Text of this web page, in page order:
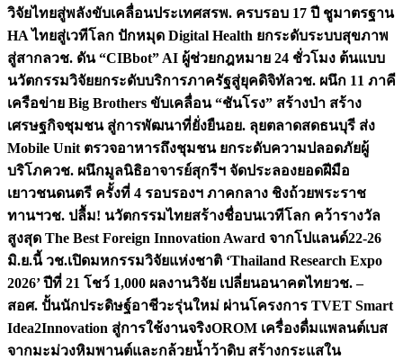
วิจัยไทยสู่พลังขับเคลื่อนประเทศสรพ. ครบรอบ 17 ปี ชูมาตรฐาน
HA ไทยสู่เวทีโลก ปักหมุด Digital Health ยกระดับระบบสุขภาพ
สู่สากลวช. ดัน “CIBbot” AI ผู้ช่วยกฎหมาย 24 ชั่วโมง ต้นแบบ
นวัตกรรมวิจัยยกระดับบริการภาครัฐสู่ยุคดิจิทัลวช. ผนึก 11 ภาคี
เครือข่าย Big Brothers ขับเคลื่อน “ชันโรง” สร้างป่า สร้าง
เศรษฐกิจชุมชน สู่การพัฒนาที่ยั่งยืนอย. ลุยตลาดสดธนบุรี ส่ง
Mobile Unit ตรวจอาหารถึงชุมชน ยกระดับความปลอดภัยผู้
บริโภควช. ผนึกมูลนิธิอาจารย์สุกรีฯ จัดประลองยอดฝีมือ
เยาวชนดนตรี ครั้งที่ 4 รอบรองฯ ภาคกลาง ชิงถ้วยพระราช
ทานฯวช. ปลื้ม! นวัตกรรมไทยสร้างชื่อบนเวทีโลก คว้ารางวัล
สูงสุด The Best Foreign Innovation Award จากโปแลนด์22-26
มิ.ย.นี้ วช.เปิดมหกรรมวิจัยแห่งชาติ ‘Thailand Research Expo
2026’ ปีที่ 21 โชว์ 1,000 ผลงานวิจัย เปลี่ยนอนาคตไทยวช. –
สอศ. ปั้นนักประดิษฐ์อาชีวะรุ่นใหม่ ผ่านโครงการ TVET Smart
Idea2Innovation สู่การใช้งานจริงOROM เครื่องดื่มแพลนต์เบส
จากมะม่วงหิมพานต์และกล้วยน้ำว้าดิบ สร้างกระแสใน